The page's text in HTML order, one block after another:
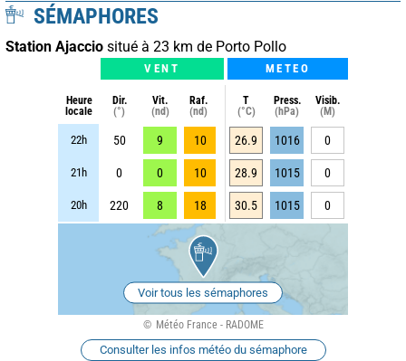
SÉMAPHORES
Station Ajaccio situé à 23 km de Porto Pollo
VENT METEO
Heure
locale
Dir.
(°)
Vit.
(nd)
Raf.
(nd)
T
(°C)
Press.
(hPa)
Visib.
(M)
22h 50 9 10 26.9 1016 0
21h 0 0 10 28.9 1015 0
20h 220 8 18 30.5 1015 0
Voir tous les sémaphores
Météo France - RADOME
Consulter les infos météo du sémaphore